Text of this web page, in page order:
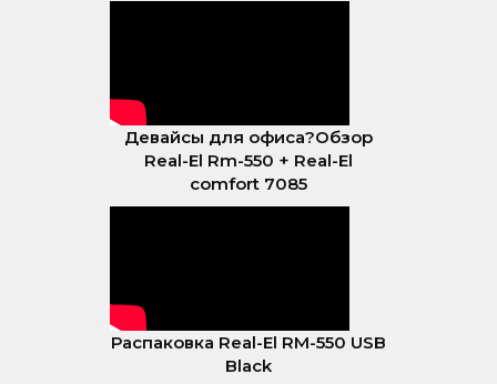
Девайсы для офиса?Обзор
Real-El Rm-550 + Real-El
comfort 7085
Распаковка Real-El RM-550 USB
Black